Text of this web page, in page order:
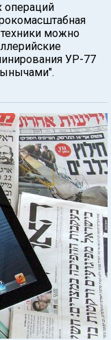
операций
можно
УР-77